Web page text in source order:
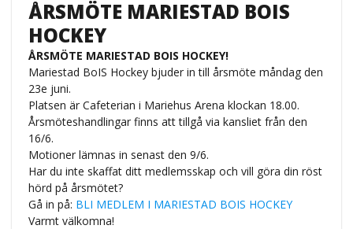
ÅRSMÖTE MARIESTAD BOIS
HOCKEY
ÅRSMÖTE MARIESTAD BOIS HOCKEY!
Mariestad BoIS Hockey bjuder in till årsmöte måndag den
23e juni.
Platsen är Cafeterian i Mariehus Arena klockan 18.00.
Årsmöteshandlingar finns att tillgå via kansliet från den
16/6.
Motioner lämnas in senast den 9/6.
Har du inte skaffat ditt medlemsskap och vill göra din röst
hörd på årsmötet?
Gå in på: BLI MEDLEM I MARIESTAD BOIS HOCKEY
Varmt välkomna!